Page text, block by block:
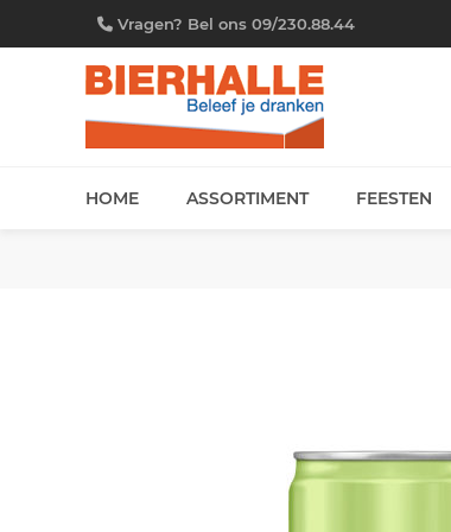
Vragen? Bel ons 09/230.88.44
HOME ASSORTIMENT FEESTEN